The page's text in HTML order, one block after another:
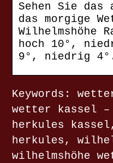
Sehen Sie
das morgige
Wilhelmshöhe
hoch 10°,
9°, niedrig
Keywords:
wetter kassel –
herkules
herkules,
wilhelmshöhe